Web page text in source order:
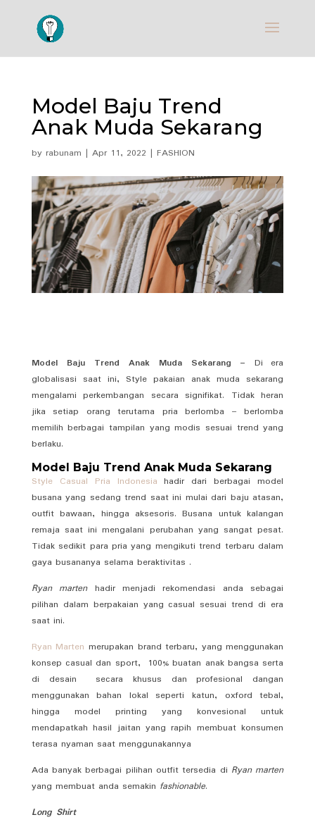
Model Baju Trend
Anak Muda Sekarang
by rabunam | Apr 11, 2022 | FASHION
Model Baju Trend Anak Muda Sekarang –Di era
globalisasi saat ini, Style pakaian anak muda sekarang
mengalami perkembangan secara signifikat. Tidak heran
jika setiap orang terutama pria berlomba – berlomba
memilih berbagai tampilan yang modis sesuai trend yang
berlaku.
Model Baju Trend Anak Muda Sekarang
Style Casual Pria Indonesia hadir dari berbagai model
busana yang sedang trend saat ini mulai dari baju atasan,
outfit bawaan, hingga aksesoris. Busana untuk kalangan
remaja saat ini mengalani perubahan yang sangat pesat.
Tidak sedikit para pria yang mengikuti trend terbaru dalam
gaya busananya selama beraktivitas .
Ryan marten hadir menjadi rekomendasi anda sebagai
pilihan dalam berpakaian yang casual sesuai trend di era
saat ini.
Ryan Marten merupakan brand terbaru, yang menggunakan
konsep casual dan sport, 100% buatan anak bangsa serta
di desain secara khusus dan profesional dangan
menggunakan bahan lokal seperti katun, oxford tebal,
hingga model printing yang konvesional untuk
mendapatkah hasil jaitan yang rapih membuat konsumen
terasa nyaman saat menggunakannya
Ada banyak berbagai pilihan outfit tersedia di Ryan marten
yang membuat anda semakin fashionable.
Long Shirt